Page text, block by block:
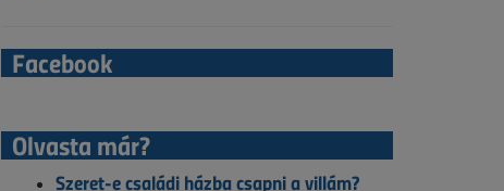
Facebook
Olvasta már?
Szeret-e családi házba csapni a villám?